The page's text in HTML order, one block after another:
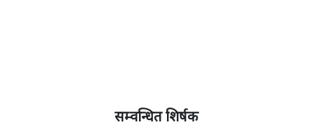
सम्वन्धित शिर्षक